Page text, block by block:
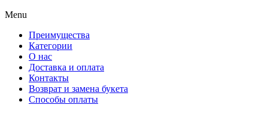
Menu
Преимущества
Категории
О нас
Доставка и оплата
Контакты
Возврат и замена букета
Способы оплаты